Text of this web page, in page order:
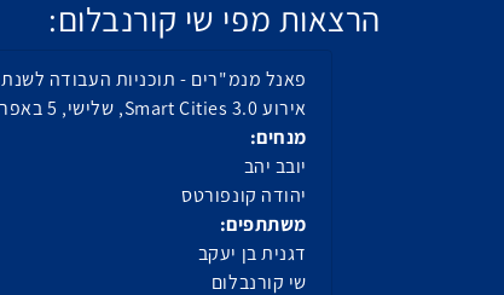
הרצאות מפי שי קורנבלום:
פאנל מנמ"רים - תוכניות העבודה לשנת 2022 ואחריה
אירוע Smart Cities 3.0, שלישי, 5 באפריל 2022, 11:45
מנחים:
יובב יהב
יהודה קונפורטס
משתתפים:
דגנית בן יעקב
שי קורנבלום